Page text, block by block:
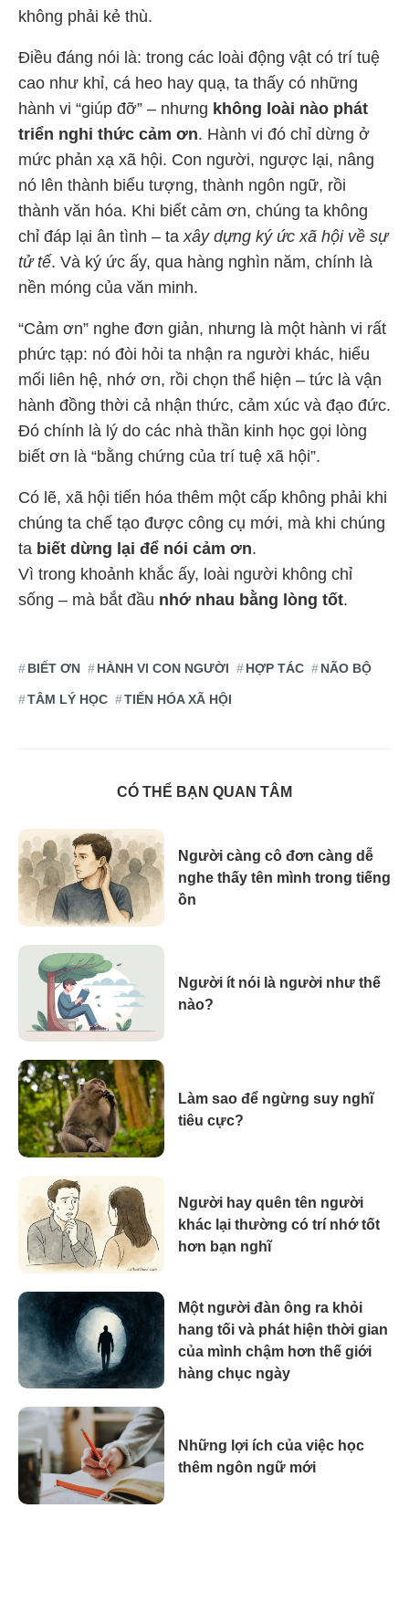
không phải kẻ thù.
Điều đáng nói là: trong các loài động vật có trí tuệ
cao như khỉ, cá heo hay quạ, ta thấy có những
hành vi “giúp đỡ” – nhưng không loài nào phát
triển nghi thức cảm ơn. Hành vi đó chỉ dừng ở
mức phản xạ xã hội. Con người, ngược lại, nâng
nó lên thành biểu tượng, thành ngôn ngữ, rồi
thành văn hóa. Khi biết cảm ơn, chúng ta không
chỉ đáp lại ân tình – ta xây dựng ký ức xã hội về sự
tử tế. Và ký ức ấy, qua hàng nghìn năm, chính là
nền móng của văn minh.
“Cảm ơn” nghe đơn giản, nhưng là một hành vi rất
phức tạp: nó đòi hỏi ta nhận ra người khác, hiểu
mối liên hệ, nhớ ơn, rồi chọn thể hiện – tức là vận
hành đồng thời cả nhận thức, cảm xúc và đạo đức.
Đó chính là lý do các nhà thần kinh học gọi lòng
biết ơn là “bằng chứng của trí tuệ xã hội”.
Có lẽ, xã hội tiến hóa thêm một cấp không phải khi
chúng ta chế tạo được công cụ mới, mà khi chúng
ta biết dừng lại để nói cảm ơn.
Vì trong khoảnh khắc ấy, loài người không chỉ
sống – mà bắt đầu nhớ nhau bằng lòng tốt.
BIẾT ƠN HÀNH VI CON NGƯỜI HỢP TÁC NÃO BỘ
TÂM LÝ HỌC TIẾN HÓA XÃ HỘI
CÓ THỂ BẠN QUAN TÂM
Người càng cô đơn càng dễ
nghe thấy tên mình trong tiếng
ồn
Người ít nói là người như thế
nào?
Làm sao để ngừng suy nghĩ
tiêu cực?
Người hay quên tên người
khác lại thường có trí nhớ tốt
hơn bạn nghĩ
Một người đàn ông ra khỏi
hang tối và phát hiện thời gian
của mình chậm hơn thế giới
hàng chục ngày
Những lợi ích của việc học
thêm ngôn ngữ mới